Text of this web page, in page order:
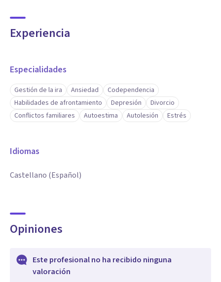
Experiencia
Especialidades
Gestión de la ira Ansiedad
Codependencia
Habilidades de afrontamiento
Depresión
Divorcio
Conflictos familiares
Autoestima Autolesión Estrés
Idiomas
Castellano (Español)
Opiniones
Este profesional no ha recibido ninguna
valoración